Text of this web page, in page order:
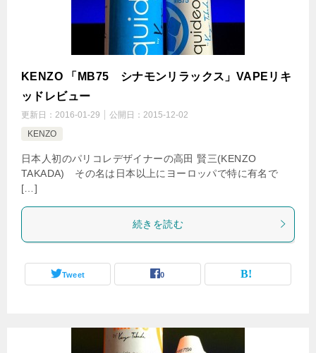
KENZO 「MB75 シナモンリラックス」VAPEリキ
ッドレビュー
更新日： 2016-01-29 公開日： 2015-12-02
KENZO
日本人初のパリコレデザイナーの高田 賢三(KENZO
TAKADA) その名は日本以上にヨーロッパで特に有名で
[…]
続きを読む
Tweet 0